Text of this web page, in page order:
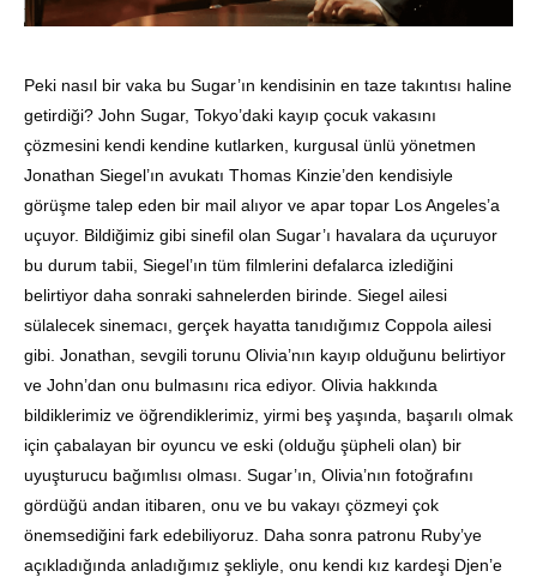
Peki nasıl bir vaka bu Sugar’ın kendisinin en taze takıntısı haline
getirdiği? John Sugar, Tokyo’daki kayıp çocuk vakasını
çözmesini kendi kendine kutlarken, kurgusal ünlü yönetmen
Jonathan Siegel’ın avukatı Thomas Kinzie’den kendisiyle
görüşme talep eden bir mail alıyor ve apar topar Los Angeles’a
uçuyor. Bildiğimiz gibi sinefil olan Sugar’ı havalara da uçuruyor
bu durum tabii, Siegel’ın tüm filmlerini defalarca izlediğini
belirtiyor daha sonraki sahnelerden birinde. Siegel ailesi
sülalecek sinemacı, gerçek hayatta tanıdığımız Coppola ailesi
gibi. Jonathan, sevgili torunu Olivia’nın kayıp olduğunu belirtiyor
ve John’dan onu bulmasını rica ediyor. Olivia hakkında
bildiklerimiz ve öğrendiklerimiz, yirmi beş yaşında, başarılı olmak
için çabalayan bir oyuncu ve eski (olduğu şüpheli olan) bir
uyuşturucu bağımlısı olması. Sugar’ın, Olivia’nın fotoğrafını
gördüğü andan itibaren, onu ve bu vakayı çözmeyi çok
önemsediğini fark edebiliyoruz. Daha sonra patronu Ruby’ye
açıkladığında anladığımız şekliyle, onu kendi kız kardeşi Djen’e